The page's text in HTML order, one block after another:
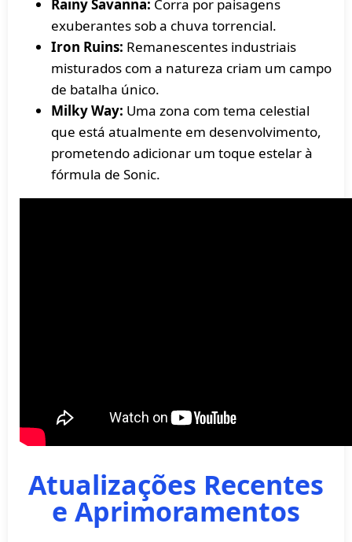
Rainy Savanna: Corra por paisagens
exuberantes sob a chuva torrencial.
Iron Ruins: Remanescentes industriais
misturados com a natureza criam um campo
de batalha único.
Milky Way: Uma zona com tema celestial
que está atualmente em desenvolvimento,
prometendo adicionar um toque estelar à
fórmula de Sonic.
Atualizações Recentes
e Aprimoramentos